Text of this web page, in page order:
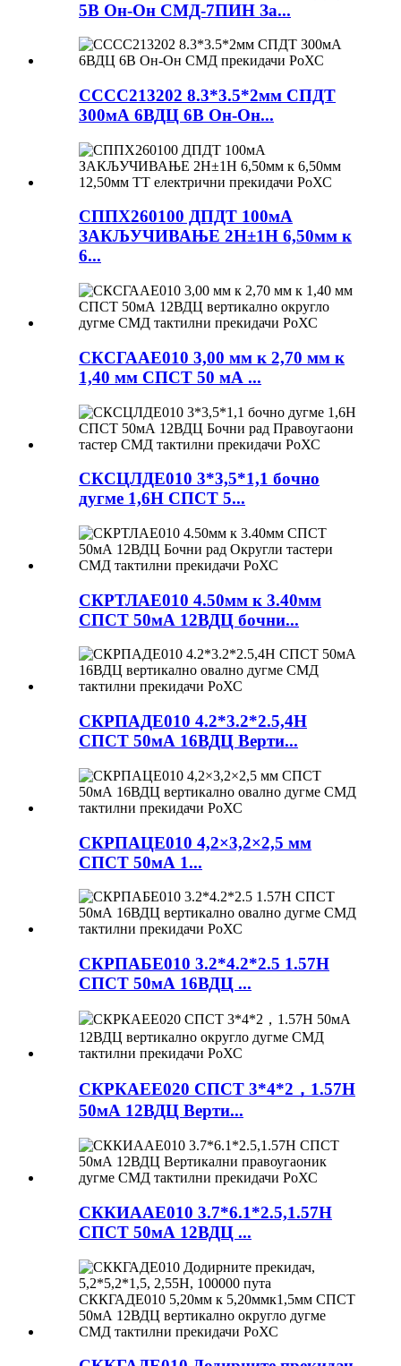
5В Он-Он СМД-7ПИН За...
СССС213202 8.3*3.5*2мм СПДТ
300мА 6ВДЦ 6В Он-Он...
СППХ260100 ДПДТ 100мА
ЗАКЉУЧИВАЊЕ 2Н±1Н 6,50мм к
6...
СКСГААЕ010 3,00 мм к 2,70 мм к
1,40 мм СПСТ 50 мА ...
СКСЦЛДЕ010 3*3,5*1,1 бочно
дугме 1,6Н СПСТ 5...
СКРТЛАЕ010 4.50мм к 3.40мм
СПСТ 50мА 12ВДЦ бочни...
СКРПАДЕ010 4.2*3.2*2.5,4Н
СПСТ 50мА 16ВДЦ Верти...
СКРПАЦЕ010 4,2×3,2×2,5 мм
СПСТ 50мА 1...
СКРПАБЕ010 3.2*4.2*2.5 1.57Н
СПСТ 50мА 16ВДЦ ...
СКРКАЕЕ020 СПСТ 3*4*2，1.57Н
50мА 12ВДЦ Верти...
СККИААЕ010 3.7*6.1*2.5,1.57Н
СПСТ 50мА 12ВДЦ ...